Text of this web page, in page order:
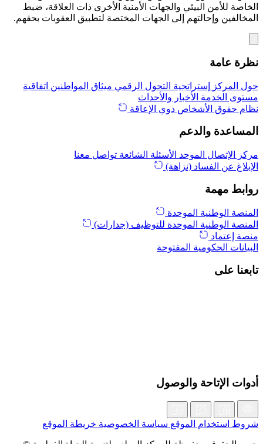
الخاصة للأمن البيئي والجهات الأمنية الأخرى ذات العلاقة، ضبط
المخالفين وإحالتهم إلى الجهات المختصة لتطبيق العقوبات بحقهم.
نظرة عامة
حول المركز إستراتجية التحول الرقمي ميثاق المواطنين اتفاقية
مستوى الخدمة الأخبار والأحداث
نظام حقوق الأشخاص ذوي الإعاقة
المساعدة والدعم
مركز الإتصال الموحد الأسئلة الشائعة تواصل معنا
الإبلاغ عن الفساد (نزاهة)
روابط مهمة
المنصة الوطنية الموحدة
المنصة الوطنية الموحدة للتوظيف (جدارات)
منصة إعتماد
البيانات الحكومية المفتوحة
تابعنا على
أدوات الإتاحة والوصول
شروط استخدام الموقع سياسة الخصوصية خريطة الموقع